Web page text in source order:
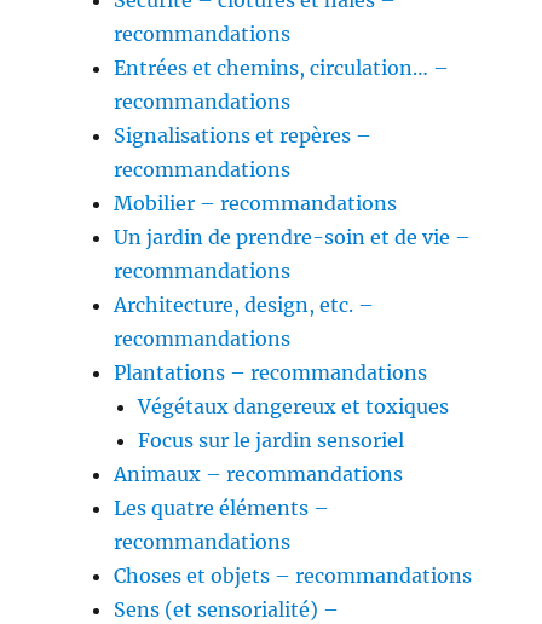
recommandations
Entrées et chemins, circulation… –
recommandations
Signalisations et repères –
recommandations
Mobilier – recommandations
Un jardin de prendre-soin et de vie –
recommandations
Architecture, design, etc. –
recommandations
Plantations – recommandations
Végétaux dangereux et toxiques
Focus sur le jardin sensoriel
Animaux – recommandations
Les quatre éléments –
recommandations
Choses et objets – recommandations
Sens (et sensorialité) –